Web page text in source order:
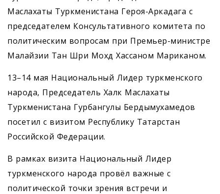
Маслахаты Туркменистана Героя-Аркадага с
председателем Консультативного комитета по
политическим вопросам при Премьер-министре
Малайзии Тан Шри Мохд Хассаном Мариканом.
13–14 мая Национальный Лидер туркменского
народа, Председатель Халк Маслахаты
Туркменистана Гурбангулы Бердымухамедов
посетил с визитом Республику Татарстан
Российской Федерации.
В рамках визита Национальный Лидер
туркменского народа провёл важные с
политической точки зрения встречи и